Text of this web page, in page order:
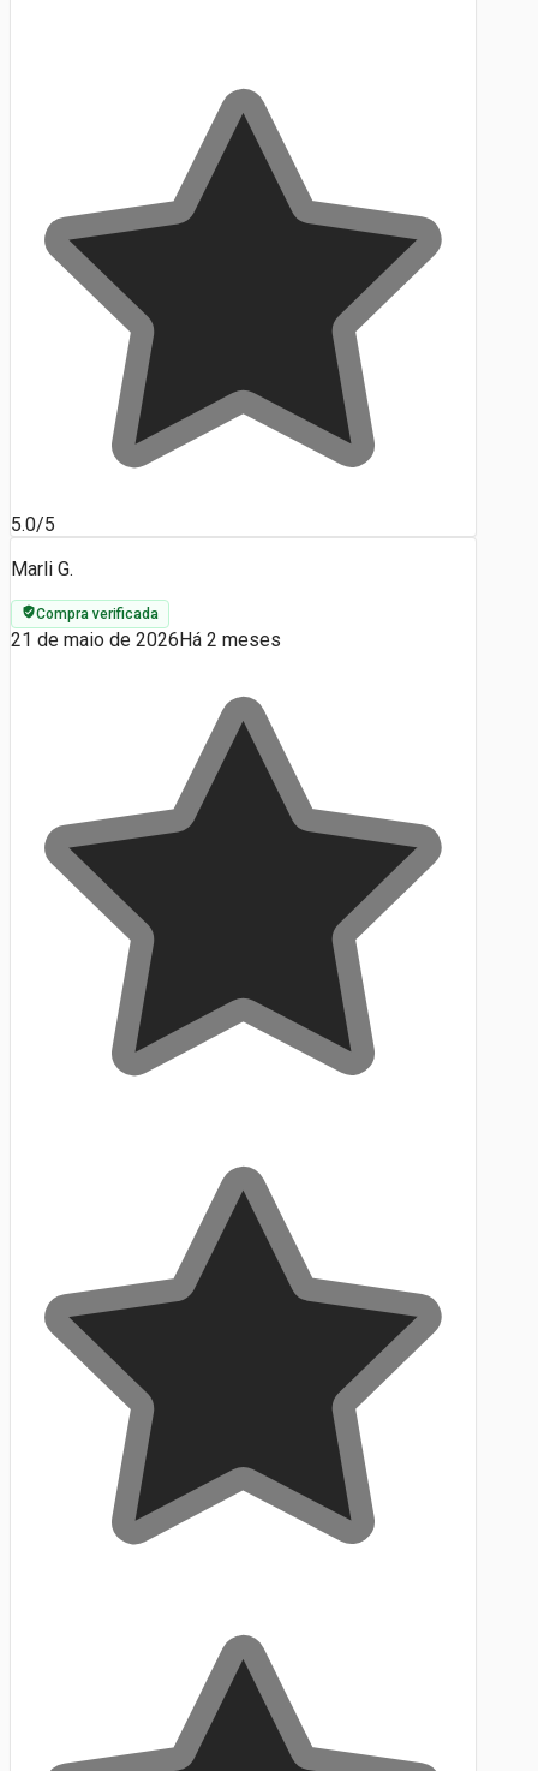
5.0/5
Marli G.
Compra verificada
21 de maio de 2026Há 2 meses